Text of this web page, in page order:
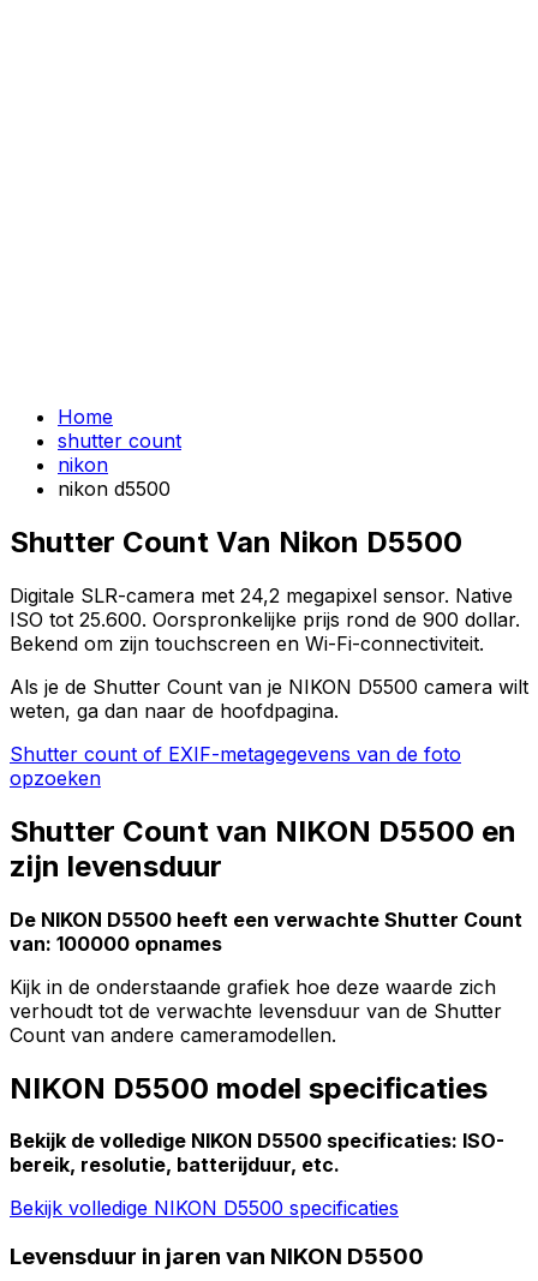
Home
shutter count
nikon
nikon d5500
Shutter Count Van Nikon D5500
Digitale SLR-camera met 24,2 megapixel sensor. Native
ISO tot 25.600. Oorspronkelijke prijs rond de 900 dollar.
Bekend om zijn touchscreen en Wi-Fi-connectiviteit.
Als je de Shutter Count van je NIKON D5500 camera wilt
weten, ga dan naar de hoofdpagina.
Shutter count of EXIF-metagegevens van de foto
opzoeken
Shutter Count van NIKON D5500 en
zijn levensduur
De NIKON D5500 heeft een verwachte Shutter Count
van: 100000 opnames
Kijk in de onderstaande grafiek hoe deze waarde zich
verhoudt tot de verwachte levensduur van de Shutter
Count van andere cameramodellen.
NIKON D5500 model specificaties
Bekijk de volledige NIKON D5500 specificaties: ISO-
bereik, resolutie, batterijduur, etc.
Bekijk volledige NIKON D5500 specificaties
Levensduur in jaren van NIKON D5500